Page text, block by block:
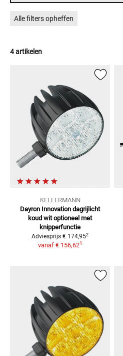
Alle filters opheffen
4 artikelen
KELLERMANN
Dayron Innovation dagrijlicht
koud wit optioneel met
knipperfunctie
Adviesprijs € 174,952
vanaf € 156,621